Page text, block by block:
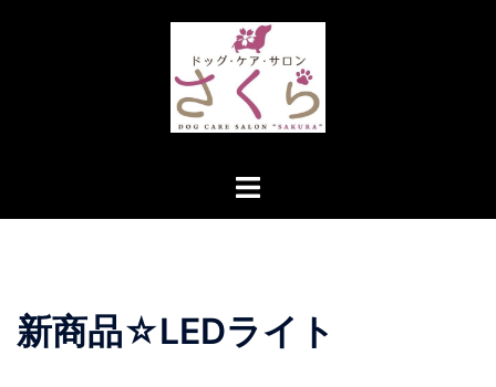
キ
ト
ュ
ー
新商品☆LEDライト